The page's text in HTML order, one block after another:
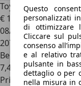
Toyota MR 2MR2
€ 10.000
08/2000
207.000 km
Benzina
7,4 l/100 km (comb.)
Privato
Questo
personalizzati
di ottimizzare
Cliccare sul
consenso
e al relativo
pulsante in
dettaglio o per
nella misura in